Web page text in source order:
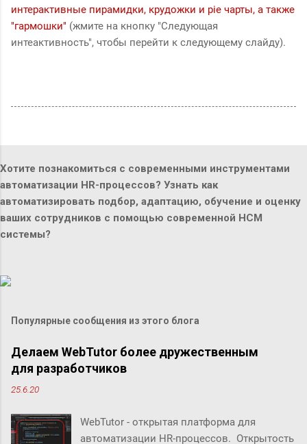
интерактивные пирамидки, крудожки и pie чарты, а также
"гармошки" (жмите на кнопку "Следующая
интеактивность", чтобы перейти к следующему слайду).
Хотите познакомиться с современными инструментами
автоматизации HR-процессов? Узнать как
автоматизировать подбор, адаптацию, обучение и оценку
ваших сотрудников с помощью современной HCM
системы?
Популярные сообщения из этого блога
Делаем WebTutor более дружественным
для разработчиков
25.6.20
WebTutor - открытая платформа для
автоматизации HR-процессов. Открытость